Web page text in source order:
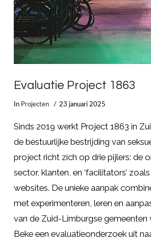
Evaluatie Project 1863
In Projecten 23 januari 2025
Sinds 2019 werkt Project 1863 in
de bestuurlijke bestrijding van
project richt zich op drie pijlers: de
sector, klanten, en ‘facilitators’
websites. De unieke aanpak
met experimenteren, leren en
van de Zuid-Limburgse gemeenten
Beke een evaluatieonderzoek uit